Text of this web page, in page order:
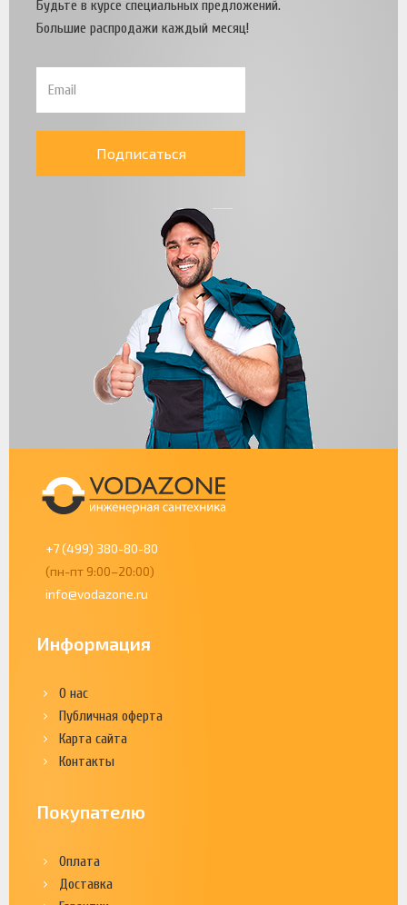
Будьте в курсе специальных предложений.
Большие распродажи каждый месяц!
Подписаться
+7 (499) 380-80-80
(пн-пт 9:00–20:00)
info@vodazone.ru
Информация
О нас
Публичная оферта
Карта сайта
Контакты
Покупателю
Оплата
Доставка